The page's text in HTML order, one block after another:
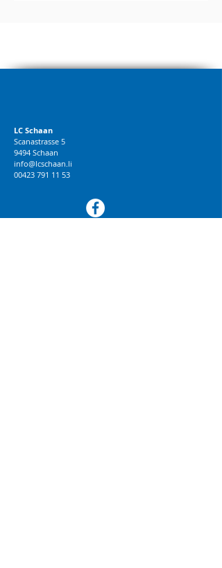
LC Schaan
Scanastrasse 5
9494 Schaan
info@lcschaan.li
00423 791 11 53